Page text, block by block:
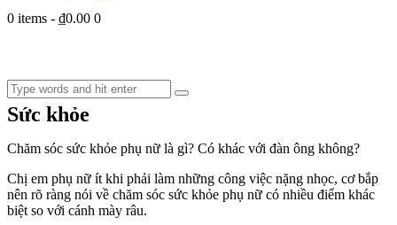
0 items - ₫0.00 0
Sức khỏe
Chăm sóc sức khỏe phụ nữ là gì? Có khác với đàn ông không?
Chị em phụ nữ ít khi phải làm những công việc nặng nhọc, cơ bắp
nên rõ ràng nói về chăm sóc sức khỏe phụ nữ có nhiều điểm khác
biệt so với cánh mày râu.